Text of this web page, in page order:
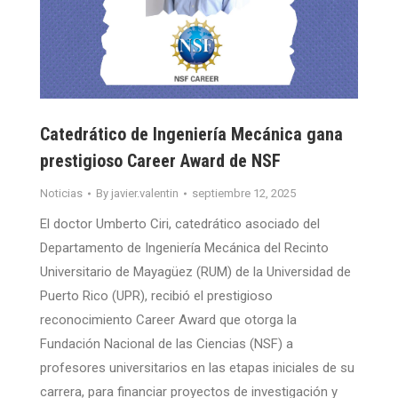
Catedrático de Ingeniería Mecánica gana
prestigioso Career Award de NSF
Noticias By javier.valentin septiembre 12, 2025
El doctor Umberto Ciri, catedrático asociado del
Departamento de Ingeniería Mecánica del Recinto
Universitario de Mayagüez (RUM) de la Universidad de
Puerto Rico (UPR), recibió el prestigioso
reconocimiento Career Award que otorga la
Fundación Nacional de las Ciencias (NSF) a
profesores universitarios en las etapas iniciales de su
carrera, para financiar proyectos de investigación y